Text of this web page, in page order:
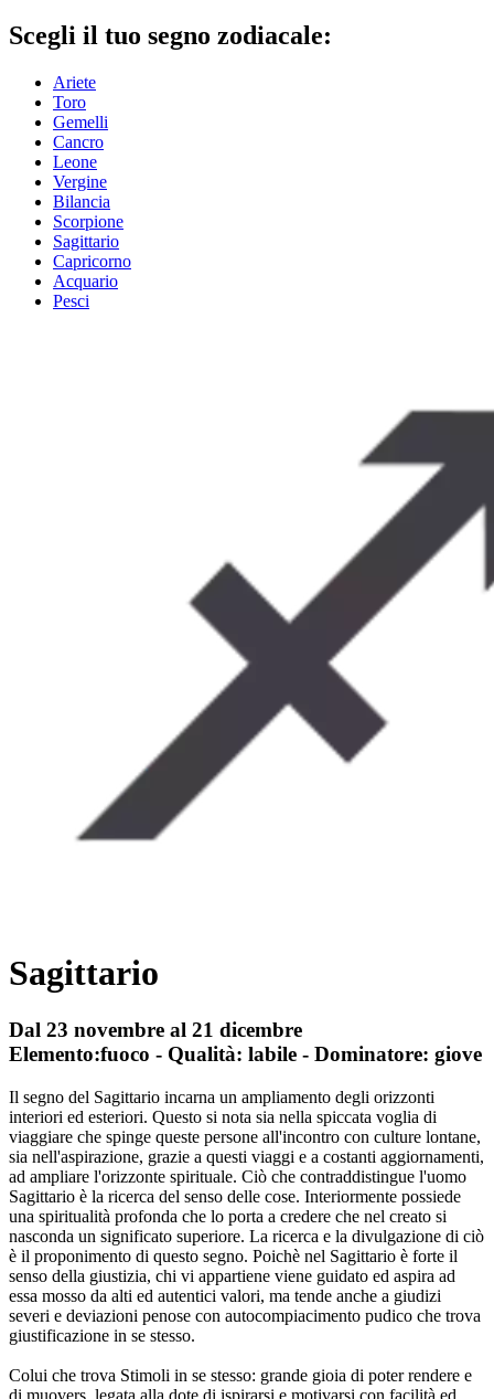
Scegli il tuo segno zodiacale:
Ariete
Toro
Gemelli
Cancro
Leone
Vergine
Bilancia
Scorpione
Sagittario
Capricorno
Acquario
Pesci
Sagittario
Dal 23 novembre al 21 dicembre
Elemento:fuoco - Qualità: labile - Dominatore: giove
Il segno del Sagittario incarna un ampliamento degli orizzonti
interiori ed esteriori. Questo si nota sia nella spiccata voglia di
viaggiare che spinge queste persone all'incontro con culture lontane,
sia nell'aspirazione, grazie a questi viaggi e a costanti aggiornamenti,
ad ampliare l'orizzonte spirituale. Ciò che contraddistingue l'uomo
Sagittario è la ricerca del senso delle cose. Interiormente possiede
una spiritualità profonda che lo porta a credere che nel creato si
nasconda un significato superiore. La ricerca e la divulgazione di ciò
è il proponimento di questo segno. Poichè nel Sagittario è forte il
senso della giustizia, chi vi appartiene viene guidato ed aspira ad
essa mosso da alti ed autentici valori, ma tende anche a giudizi
severi e deviazioni penose con autocompiacimento pudico che trova
giustificazione in se stesso.
Colui che trova Stimoli in se stesso: grande gioia di poter rendere e
di muovers, legata alla dote di ispirarsi e motivarsi con facilità ed